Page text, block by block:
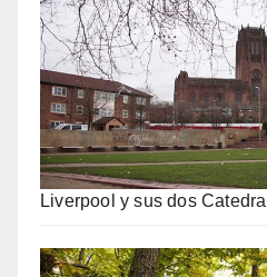
Liverpool y sus dos